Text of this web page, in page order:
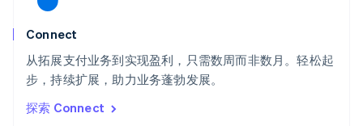
Connect
从拓展支付业务到实现盈利，只需数周而非数月。轻松起
步，持续扩展，助力业务蓬勃发展。
探索 Connect
斯洛文尼亚
泰国
ไทยEnglish
希腊
English
西班牙